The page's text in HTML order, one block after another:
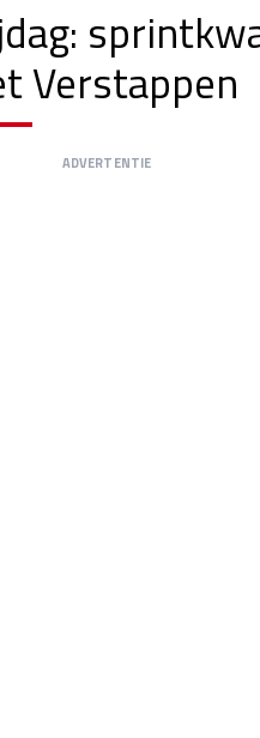
Verstappen
ADVERTENTIE